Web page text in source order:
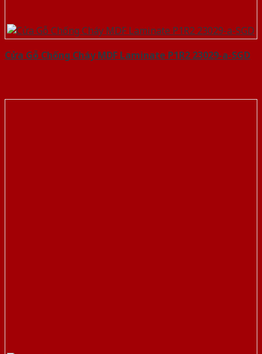
Cửa Gỗ Chống Cháy MDF Laminate P1R2 23029-a-SGD